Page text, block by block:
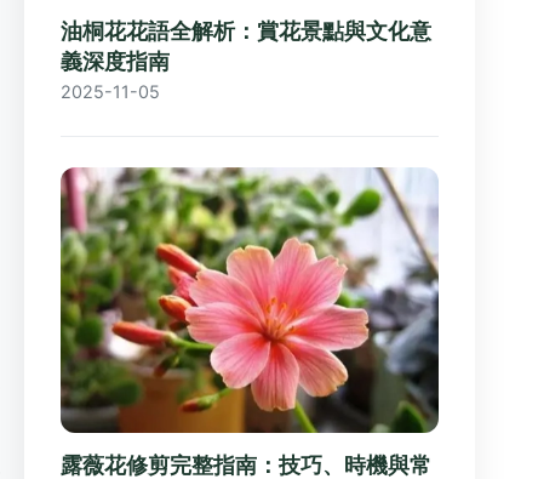
油桐花花語全解析：賞花景點與文化意
義深度指南
2025-11-05
露薇花修剪完整指南：技巧、時機與常